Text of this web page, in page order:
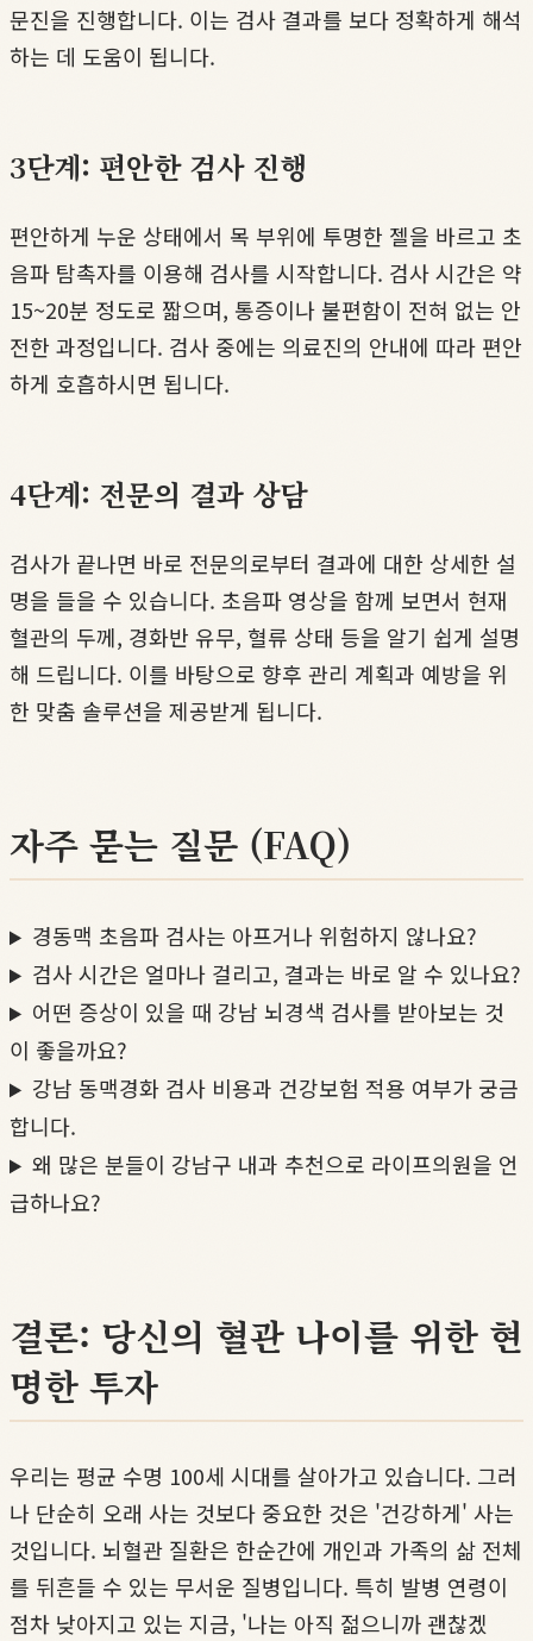
문진을 진행합니다. 이는 검사 결과를 보다 정확하게 해석
하는 데 도움이 됩니다.
3단계: 편안한 검사 진행
편안하게 누운 상태에서 목 부위에 투명한 젤을 바르고 초
음파 탐촉자를 이용해 검사를 시작합니다. 검사 시간은 약
15~20분 정도로 짧으며, 통증이나 불편함이 전혀 없는 안
전한 과정입니다. 검사 중에는 의료진의 안내에 따라 편안
하게 호흡하시면 됩니다.
4단계: 전문의 결과 상담
검사가 끝나면 바로 전문의로부터 결과에 대한 상세한 설
명을 들을 수 있습니다. 초음파 영상을 함께 보면서 현재
혈관의 두께, 경화반 유무, 혈류 상태 등을 알기 쉽게 설명
해 드립니다. 이를 바탕으로 향후 관리 계획과 예방을 위
한 맞춤 솔루션을 제공받게 됩니다.
자주 묻는 질문 (FAQ)
경동맥 초음파 검사는 아프거나 위험하지 않나요?
검사 시간은 얼마나 걸리고, 결과는 바로 알 수 있나요?
어떤 증상이 있을 때 강남 뇌경색 검사를 받아보는 것
이 좋을까요?
강남 동맥경화 검사 비용과 건강보험 적용 여부가 궁금
합니다.
왜 많은 분들이 강남구 내과 추천으로 라이프의원을 언
급하나요?
결론: 당신의 혈관 나이를 위한 현
명한 투자
우리는 평균 수명 100세 시대를 살아가고 있습니다. 그러
나 단순히 오래 사는 것보다 중요한 것은 '건강하게' 사는
것입니다. 뇌혈관 질환은 한순간에 개인과 가족의 삶 전체
를 뒤흔들 수 있는 무서운 질병입니다. 특히 발병 연령이
점차 낮아지고 있는 지금, '나는 아직 젊으니까 괜찮겠